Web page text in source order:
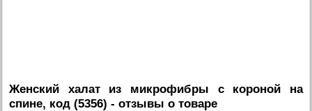
Женский халат из микрофибры с короной на
спине, код (5356) - отзывы о товаре